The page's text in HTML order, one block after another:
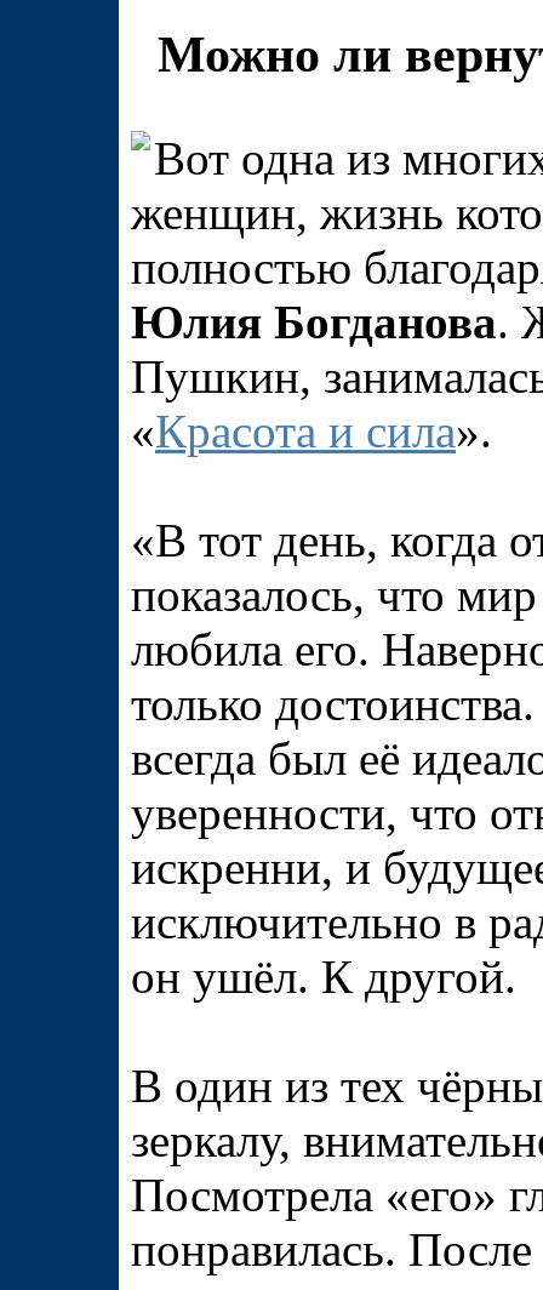
Можно ли
Вот одна из
женщин, жизнь
полностью
Юлия Богданова.
Пушкин,
«Красота и сила».
«В тот день,
показалось, что
любила его.
только
всегда был её
уверенности, что
искренни, и
исключительно в
он ушёл. К другой.
В один из тех
зеркалу,
Посмотрела «его»
понравилась.